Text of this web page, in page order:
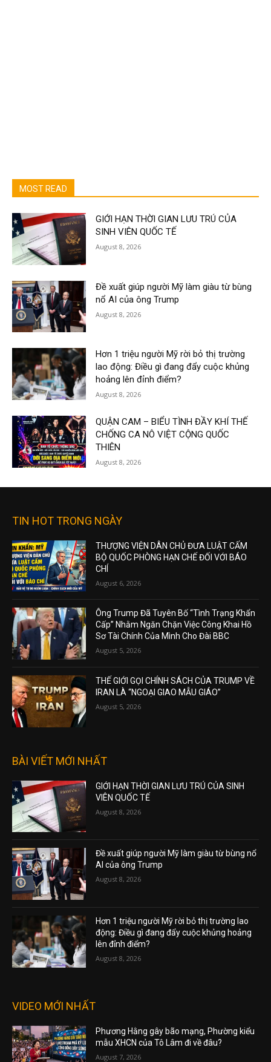
MOST READ
GIỚI HẠN THỜI GIAN LƯU TRÚ CỦA
SINH VIÊN QUỐC TẾ
August 8, 2026
Đề xuất giúp người Mỹ làm giàu từ bùng
nổ AI của ông Trump
August 8, 2026
Hơn 1 triệu người Mỹ rời bỏ thị trường
lao động: Điều gì đang đẩy cuộc khủng
hoảng lên đỉnh điểm?
August 8, 2026
QUẬN CAM – BIỂU TÌNH ĐẦY KHÍ THẾ
CHỐNG CA NÔ VIỆT CỘNG QUỐC
THIÊN
August 8, 2026
TIN HOT TRONG NGÀY
THƯỢNG VIỆN DÂN CHỦ ĐƯA LUẬT CẤM
BỘ QUỐC PHÒNG HẠN CHẾ ĐỐI VỚI BÁO
CHÍ
August 6, 2026
Ông Trump Đã Tuyên Bố “Tình Trạng Khẩn
Cấp” Nhằm Ngăn Chặn Việc Công Khai Hồ
Sơ Tài Chính Của Mình Cho Đài BBC
August 5, 2026
THẾ GIỚI GỌI CHÍNH SÁCH CỦA TRUMP VỀ
IRAN LÀ “NGOẠI GIAO MẪU GIÁO”
August 5, 2026
BÀI VIẾT MỚI NHẤT
GIỚI HẠN THỜI GIAN LƯU TRÚ CỦA SINH
VIÊN QUỐC TẾ
August 8, 2026
Đề xuất giúp người Mỹ làm giàu từ bùng nổ
AI của ông Trump
August 8, 2026
Hơn 1 triệu người Mỹ rời bỏ thị trường lao
động: Điều gì đang đẩy cuộc khủng hoảng
lên đỉnh điểm?
August 8, 2026
VIDEO MỚI NHẤT
Phương Hằng gây bão mạng, Phường kiểu
mẫu XHCN của Tô Lâm đi về đâu?
August 7, 2026